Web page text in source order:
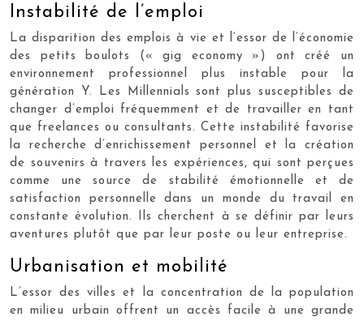
Instabilité de l’emploi
La disparition des emplois à vie et l’essor de l’économie
des petits boulots (« gig economy ») ont créé un
environnement professionnel plus instable pour la
génération Y. Les Millennials sont plus susceptibles de
changer d’emploi fréquemment et de travailler en tant
que freelances ou consultants. Cette instabilité favorise
la recherche d’enrichissement personnel et la création
de souvenirs à travers les expériences, qui sont perçues
comme une source de stabilité émotionnelle et de
satisfaction personnelle dans un monde du travail en
constante évolution. Ils cherchent à se définir par leurs
aventures plutôt que par leur poste ou leur entreprise.
Urbanisation et mobilité
L’essor des villes et la concentration de la population
en milieu urbain offrent un accès facile à une grande